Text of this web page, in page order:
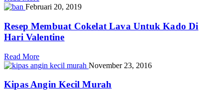
Februari 20, 2019
Resep Membuat Cokelat Lava Untuk Kado Di
Hari Valentine
Read More
November 23, 2016
Kipas Angin Kecil Murah